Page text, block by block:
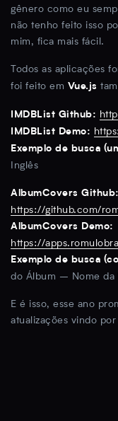
gênero como eu
não tenho feito isso
mim, fica mais fácil.
Todos as aplicações
foi feito em Vue.js
IMDBList Github:
IMDBList Demo:
Exemplo de busca
Inglês
AlbumCovers Github:
https://github.com/
AlbumCovers Demo:
https://
Exemplo de busca
do Álbum – Nome da
E é isso, esse ano
atualizações vindo por